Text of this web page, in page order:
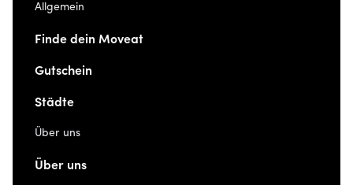
Allgemein
Finde dein Moveat
Gutschein
Städte
Über uns
Über uns